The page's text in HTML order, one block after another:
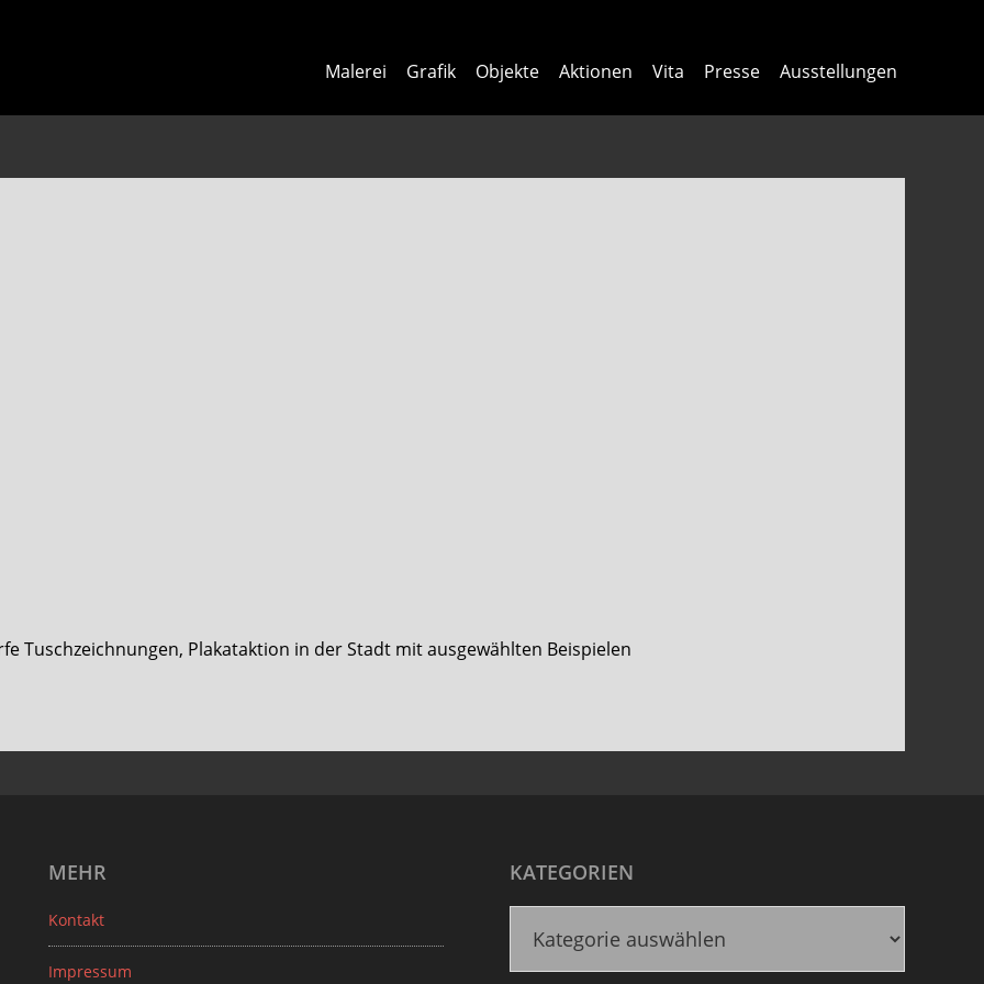
Malerei Grafik Objekte Aktionen Vita Presse Ausstellungen
Tuschzeichnungen, Plakataktion in der Stadt mit ausgewählten Beispielen
MEHR
Kontakt
Impressum
KATEGORIEN
t